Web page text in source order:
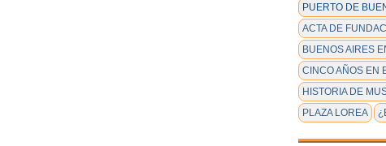
PUERTO DE
ACTA DE
BUENOS AIRES
CINCO AÑOS EN
HISTORIA DE
PLAZA LOREA